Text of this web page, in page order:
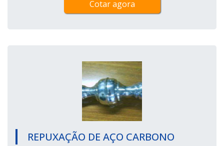
Cotar agora
REPUXAÇÃO DE AÇO CARBONO